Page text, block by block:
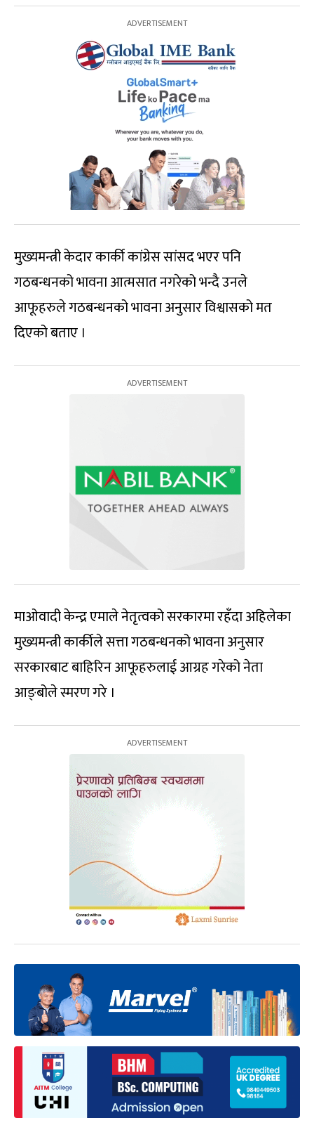
मुख्यमन्त्री केदार कार्की कांग्रेस सांसद भएर पनि
गठबन्धनको भावना आत्मसात नगरेको भन्दै उनले
आफूहरुले गठबन्धनको भावना अनुसार विश्वासको मत
दिएको बताए ।
माओवादी केन्द्र एमाले नेतृत्वको सरकारमा रहँदा अहिलेका
मुख्यमन्त्री कार्कीले सत्ता गठबन्धनको भावना अनुसार
सरकारबाट बाहिरिन आफूहरुलाई आग्रह गरेको नेता
आङ्बोले स्मरण गरे ।